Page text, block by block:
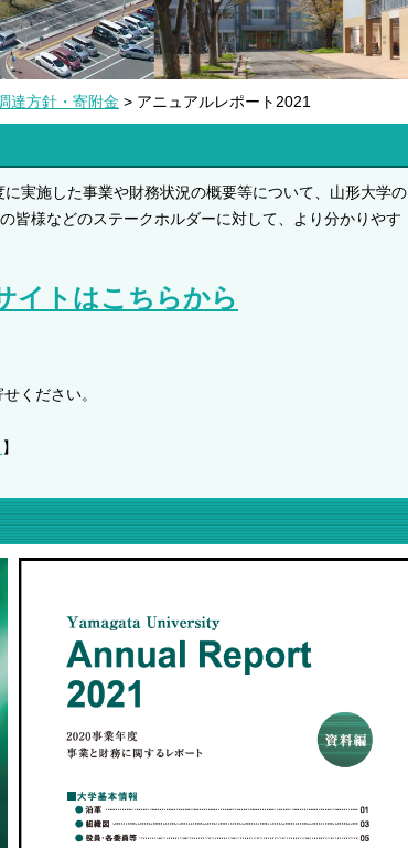
達方針・寄附金 > アニュアルレポート2021
実施した事業や財務状況の概要等について、山形大学の
皆様などのステークホルダーに対して、より分かりやす
イトはこちらから
ください。
】